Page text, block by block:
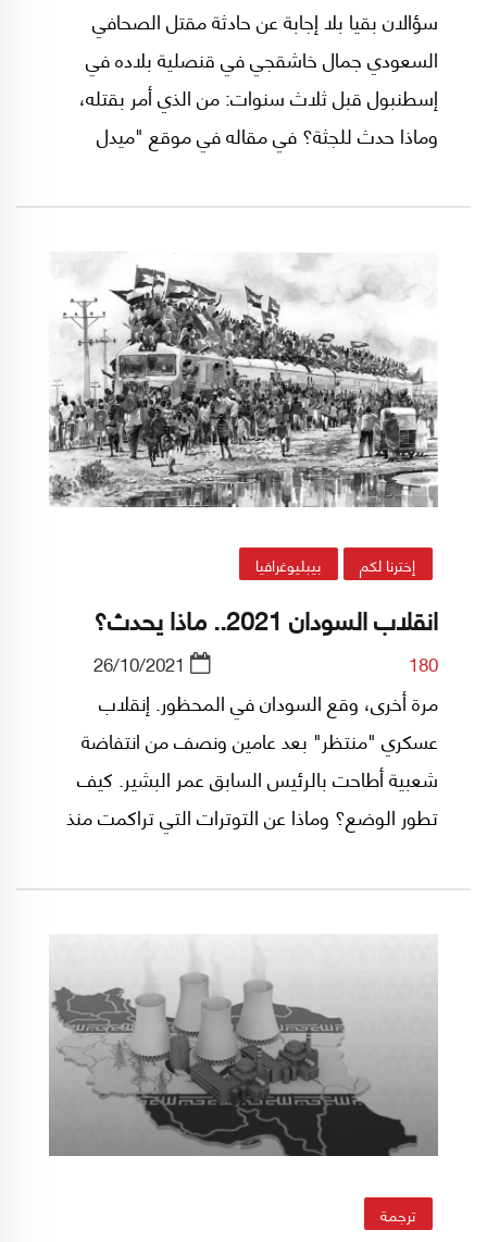
سؤالان بقيا بلا إجابة عن حادثة مقتل الصحافي
السعودي جمال خاشقجي في قنصلية بلاده في
إسطنبول قبل ثلاث سنوات: من الذي أمر بقتله،
وماذا حدث للجثة؟ في مقاله في موقع "ميدل
هيرست كيف تلعب مصالح الحكومات دوراً في إبقاء
هذين السؤالين في خانة الإجابات المحظور إعلانها،
وتدفع بها لتكون ضمن غياهب النسيان.
إخترنا لكم بيبليوغرافيا
انقلاب السودان 2021.. ماذا يحدث؟
180
26/10/2021
مرة أخرى، وقع السودان في المحظور. إنقلاب
عسكري "منتظر" بعد عامين ونصف من انتفاضة
شعبية أطاحت بالرئيس السابق عمر البشير. كيف
تطور الوضع؟ وماذا عن التوترات التي تراكمت منذ
تجيب عليه كلوي بينوسيت في هذا التقرير الذي
نشره موقع "ميدل إيست آي"..
ترجمة